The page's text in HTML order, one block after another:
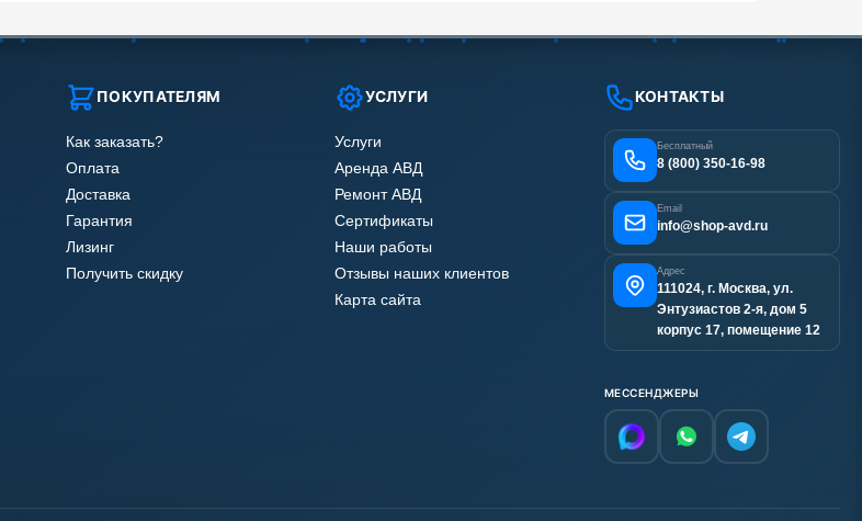
ПОКУПАТЕЛЯМ
Как заказать?
Оплата
Доставка
Гарантия
Лизинг
Получить скидку
УСЛУГИ
Услуги
Аренда АВД
Ремонт АВД
Сертификаты
Наши работы
Отзывы наших клиентов
Карта сайта
КОНТАКТЫ
Бесплатный
8 (800) 350-16-98
Email
info@shop-avd.ru
Адрес
111024, г. Москва, ул.
Энтузиастов 2-я, дом 5
корпус 17, помещение 12
МЕССЕНДЖЕРЫ